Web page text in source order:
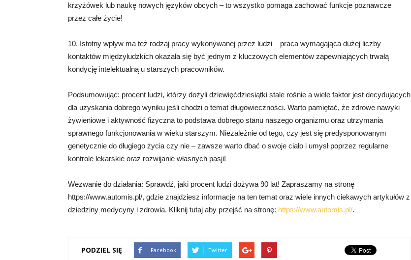
krzyżówek lub naukę nowych języków obcych – to wszystko pomaga zachować funkcje poznawcze
przez całe życie!
10. Istotny wpływ ma też rodzaj pracy wykonywanej przez ludzi – praca wymagająca dużej liczby
kontaktów międzyludzkich okazała się być jednym z kluczowych elementów zapewniających trwałą
kondycję intelektualną u starszych pracowników.
Podsumowując: procent ludzi, którzy dożyli dziewięćdziesiątki stale rośnie a wiele faktor jest decydujących
dla uzyskania dobrego wyniku jeśli chodzi o temat długowieczności. Warto pamiętać, że zdrowe nawyki
żywieniowe i aktywność fizyczna to podstawa dobrego stanu naszego organizmu oraz utrzymania
sprawnego funkcjonowania w wieku starszym. Niezależnie od tego, czy jest się predysponowanym
genetycznie do długiego życia czy nie – zawsze warto dbać o swoje ciało i umysł poprzez regularne
kontrole lekarskie oraz rozwijanie własnych pasji!
Wezwanie do działania: Sprawdź, jaki procent ludzi dożywa 90 lat! Zapraszamy na stronę
https://www.automis.pl/, gdzie znajdziesz informacje na ten temat oraz wiele innych ciekawych artykułów z
dziedziny medycyny i zdrowia. Kliknij tutaj aby przejść na stronę: https://www.automis.pl/.
PODZIEL SIĘ Facebook Twitter